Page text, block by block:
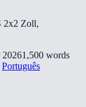
2x2 Zoll,
20261,500 words
Português